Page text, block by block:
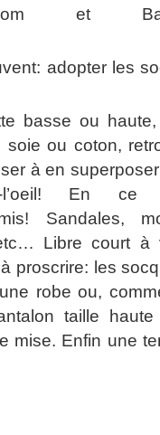
adopter les
basse ou
soie ou coton,
à en
l’oeil! En
Sandales,
Libre court à
proscrire: les
robe ou,
taille
mise. Enfin une